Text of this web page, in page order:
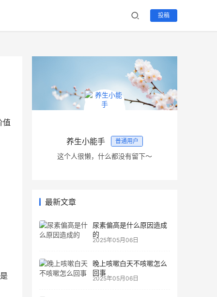
投稿
值
养生小能手 普通用户
这个人很懒，什么都没有留下～
最新文章
尿素偏高是什么原因造成
的
2025年05月06日
晚上咳嗽白天不咳嗽怎么
回事
2025年05月06日